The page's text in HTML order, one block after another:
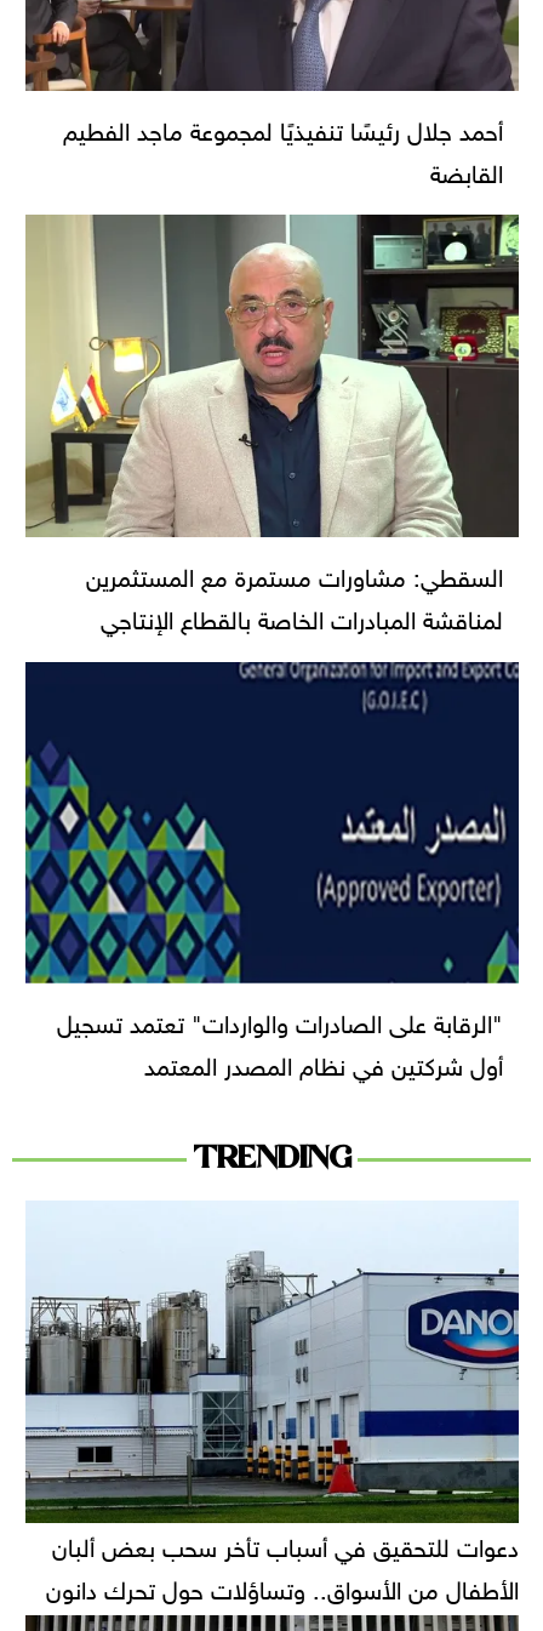
أحمد جلال رئيسًا تنفيذيًا لمجموعة ماجد الفطيم
القابضة
السقطي: مشاورات مستمرة مع المستثمرين
لمناقشة المبادرات الخاصة بالقطاع الإنتاجي
"الرقابة على الصادرات والواردات" تعتمد تسجيل
أول شركتين في نظام المصدر المعتمد
TRENDING
دعوات للتحقيق في أسباب تأخر سحب بعض ألبان
الأطفال من الأسواق.. وتساؤلات حول تحرك دانون